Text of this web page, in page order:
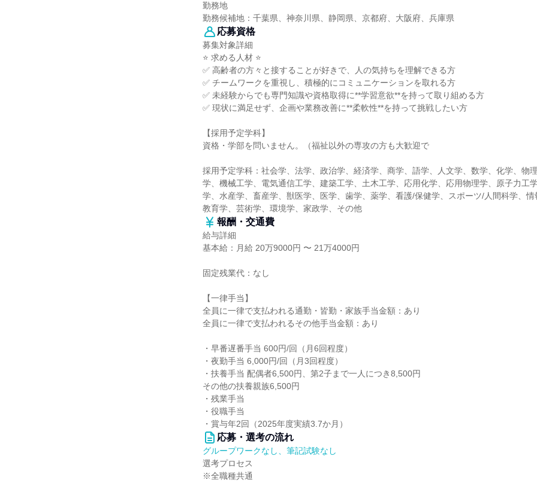
勤務地
勤務候補地：千葉県、神奈川県、静岡県、京都府、大阪府、兵庫県
応募資格
募集対象詳細
⭐ 求める人材 ⭐
✅ 高齢者の方々と接することが好きで、人の気持ちを理解できる方
✅ チームワークを重視し、積極的にコミュニケーションを取れる方
✅ 未経験からでも専門知識や資格取得に**学習意欲**を持って取り組める方
✅ 現状に満足せず、企画や業務改善に**柔軟性**を持って挑戦したい方
【採用予定学科】
資格・学部を問いません。（福祉以外の専攻の方も大歓迎で
採用予定学科：社会学、法学、政治学、経済学、商学、語学、人文学、数学、化学、物
学、機械工学、電気通信工学、建築工学、土木工学、応用化学、応用物理学、原子力工
学、水産学、畜産学、獣医学、医学、歯学、薬学、看護/保健学、スポーツ/人間科学、情
教育学、芸術学、環境学、家政学、その他
報酬・交通費
給与詳細
基本給：月給 20万9000円 〜 21万4000円
固定残業代：なし
【一律手当】
全員に一律で支払われる通勤・皆勤・家族手当金額：あり
全員に一律で支払われるその他手当金額：あり
・早番遅番手当 600円/回（月6回程度）
・夜勤手当 6,000円/回（月3回程度）
・扶養手当 配偶者6,500円、第2子まで一人につき8,500円
その他の扶養親族6,500円
・残業手当
・役職手当
・賞与年2回（2025年度実績3.7か月）
応募・選考の流れ
グループワークなし、筆記試験なし
選考プロセス
※全職種共通